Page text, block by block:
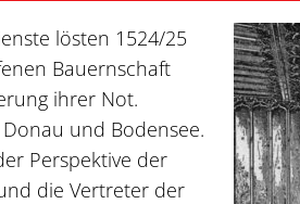
lösten 1524/25
Bauernschaft
ihrer Not.
und Bodensee.
Perspektive der
die Vertreter der